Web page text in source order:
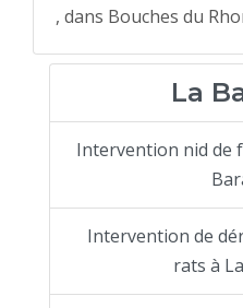
, dans Bouches du
La
Intervention nid de
Intervention de
rats à